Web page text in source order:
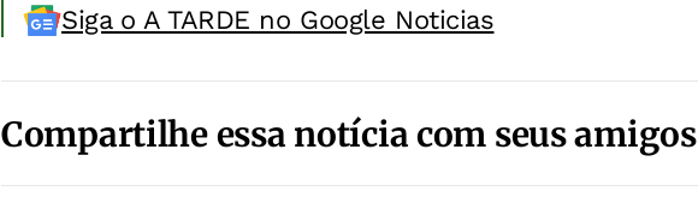
Siga o A TARDE no Google Noticias
Compartilhe essa notícia com seus amigos